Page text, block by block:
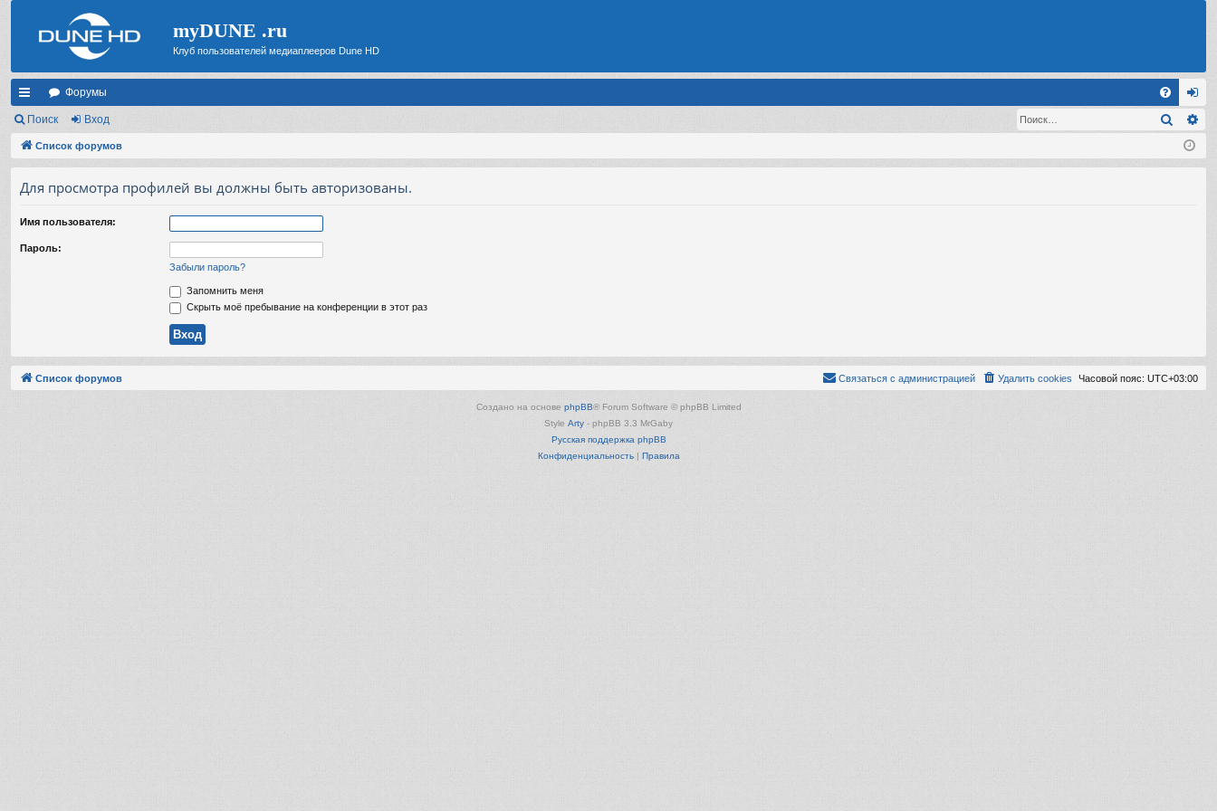
myDUNE .ru
Клуб пользователей медиаплееров Dune HD
с
ы
Форумы
FA хо
д
Поиск Вход Поиск
Список форумов
Для просмотра профилей вы должны быть авторизованы.
Имя пользователя:
Пароль:
Забыли пароль?
Запомнить меня
Скрыть моё пребывание на конференции в этот раз
Список форумов Часовой пояс: UTC+03:00
Удалить cookies
Связаться с администрацией
Создано на основе phpBB® Forum Software © phpBB Limited
Style Arty - phpBB 3.3 MrGaby
Русская поддержка phpBB
Конфиденциальность| Правила